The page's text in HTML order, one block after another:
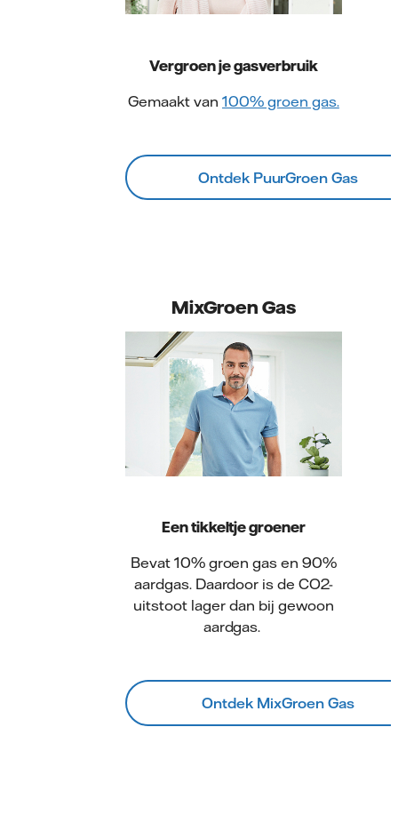
Vergroen je gasverbruik
Gemaakt van100% groen gas.
Ontdek PuurGroen Gas
MixGroen Gas
Een tikkeltje groener
Bevat 10% groen gas en 90%
aardgas. Daardoor is de CO2-
uitstoot lager dan bij gewoon
aardgas.
Ontdek MixGroen Gas